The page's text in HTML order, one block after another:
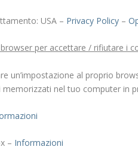
USA – Privacy Policy –
per accettare / rifiutare i
un’impostazione al proprio
nel tuo computer in
– Informazioni